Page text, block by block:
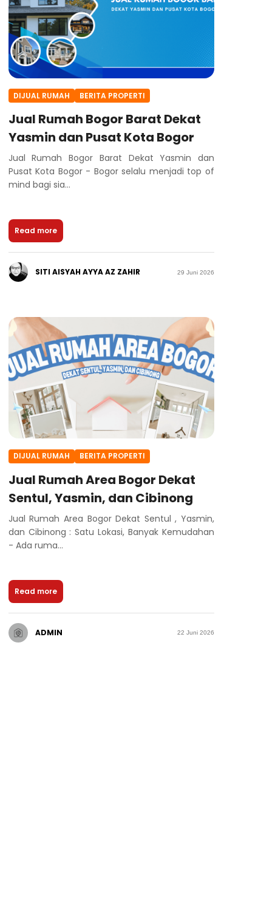
DIJUAL RUMAH BERITA PROPERTI
Jual Rumah Bogor Barat Dekat
Yasmin dan Pusat Kota Bogor
Jual Rumah Bogor Barat Dekat Yasmin dan
Pusat Kota Bogor - Bogor selalu menjadi top of
mind bagi sia...
Read more
SITI AISYAH AYYA AZ ZAHIR 29 Juni 2026
DIJUAL RUMAH BERITA PROPERTI
Jual Rumah Area Bogor Dekat
Sentul, Yasmin, dan Cibinong
Jual Rumah Area Bogor Dekat Sentul , Yasmin,
dan Cibinong : Satu Lokasi, Banyak Kemudahan
- Ada ruma...
Read more
ADMIN 22 Juni 2026